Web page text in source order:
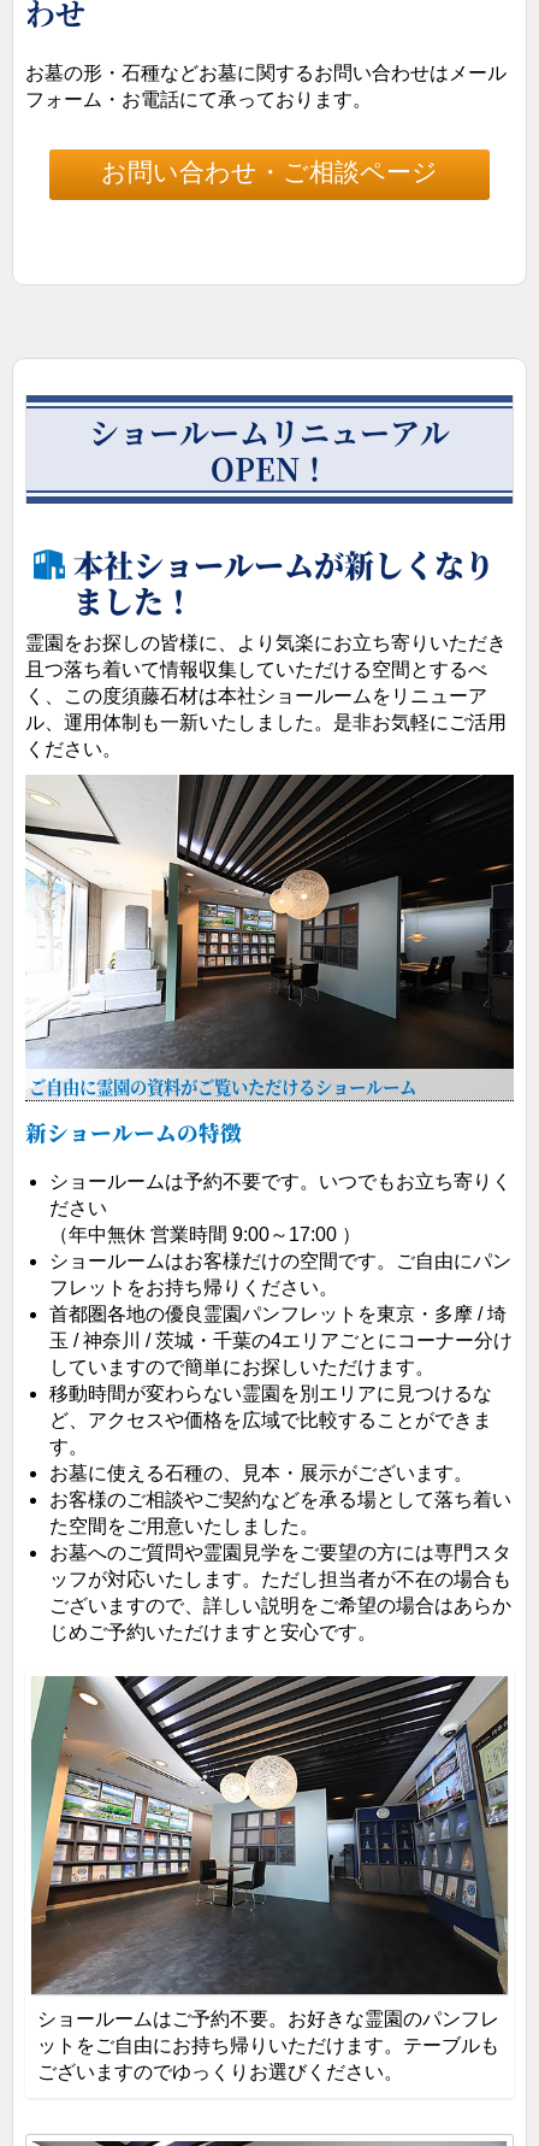
わせ
お墓の形・石種などお墓に関するお問い合わせはメール
フォーム・お電話にて承っております。
お問い合わせ・ご相談ページ
ショールームリニューアル
OPEN！
本社ショールームが新しくなり
ました！
霊園をお探しの皆様に、より気楽にお立ち寄りいただき
且つ落ち着いて情報収集していただける空間とするべ
く、この度須藤石材は本社ショールームをリニューア
ル、運用体制も一新いたしました。是非お気軽にご活用
ください。
ご自由に霊園の資料がご覧いただけるショールーム
新ショールームの特徴
ショールームは予約不要です。いつでもお立ち寄りく
ださい
（年中無休 営業時間 9:00～17:00 ）
ショールームはお客様だけの空間です。ご自由にパン
フレットをお持ち帰りください。
首都圏各地の優良霊園パンフレットを東京・多摩 / 埼
玉 / 神奈川 / 茨城・千葉の4エリアごとにコーナー分け
していますので簡単にお探しいただけます。
移動時間が変わらない霊園を別エリアに見つけるな
ど、アクセスや価格を広域で比較することができま
す。
お墓に使える石種の、見本・展示がございます。
お客様のご相談やご契約などを承る場として落ち着い
た空間をご用意いたしました。
お墓へのご質問や霊園見学をご要望の方には専門スタ
ッフが対応いたします。ただし担当者が不在の場合も
ございますので、詳しい説明をご希望の場合はあらか
じめご予約いただけますと安心です。
ショールームはご予約不要。お好きな霊園のパンフレ
ットをご自由にお持ち帰りいただけます。テーブルも
ございますのでゆっくりお選びください。